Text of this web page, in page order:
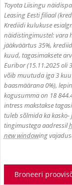
Toyota Liisingu
Leasing Eesti filiaal
Krediidi kulukuse
näidistingimustel: vara
jääkväärtus 35%,
kuud, tagasimaksete
Euribor (15.11.2025 oli
võib muutuda iga 3
baasmäärana 0%),
kogusumma on 18
intress makstakse
tuleb sõlmida ka
tingimustega aadressil
new windowing
Broneeri